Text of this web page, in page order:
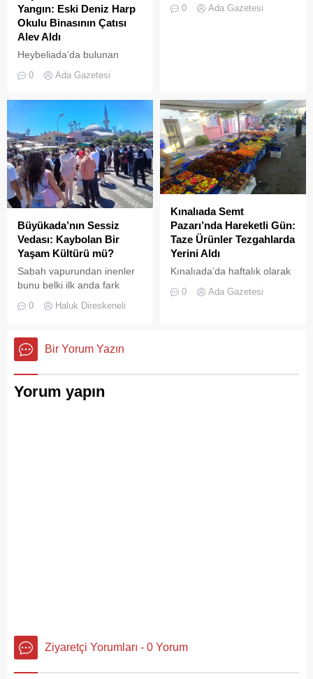
Yangın: Eski Deniz Harp
Okulu Binasının Çatısı
Alev Aldı
Heybeliada’da bulunan
askeri okul binasının
çatısında, tamirat
çıktı. Gökyüzünü kaplayan
yoğun duman paniğe neden
olurken, itfaiye ekipleri
yangına hızla müdahale etti.
0 Ada Gazetesi
kamuoyunda sıkça tartışılan
0 Ada Gazetesi
Büyükada’nın Sessiz
Vedası: Kaybolan Bir
Yaşam Kültürü mü?
Sabah vapurundan inenler
bunu belki ilk anda fark
Büyükada’yı elli, altmış yıldır
ve adımları değişti
0 Haluk Direskeneli
Kınalıada Semt
Pazarı’nda Hareketli Gün:
Taze Ürünler Tezgahlarda
Yerini Aldı
Kınalıada’da haftalık olarak
sakinleri ve ziyaretçilerin
0 Ada Gazetesi
Bir Yorum Yazın
Yorum yapın
Ziyaretçi Yorumları - 0 Yorum